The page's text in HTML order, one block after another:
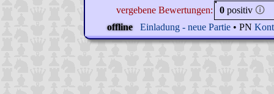
vergebene Bewertungen:
0 positiv 🛈
offline
Einladung - neue Partie • PN